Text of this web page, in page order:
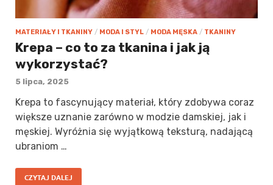
MATERIAŁY I TKANINY / MODA I STYL / MODA MĘSKA / TKANINY
Krepa – co to za tkanina i jak ją
wykorzystać?
5 lipca, 2025
Krepa to fascynujący materiał, który zdobywa coraz
większe uznanie zarówno w modzie damskiej, jak i
męskiej. Wyróżnia się wyjątkową teksturą, nadającą
ubraniom …
CZYTAJ DALEJ